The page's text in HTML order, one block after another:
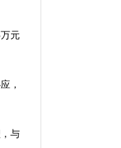
万元
，
与